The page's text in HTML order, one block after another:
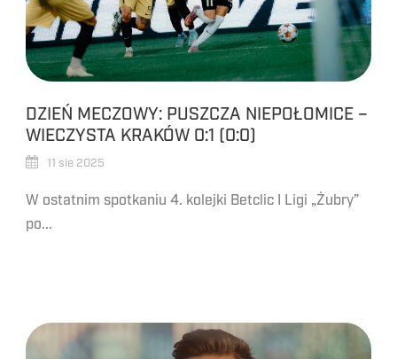
DZIEŃ MECZOWY: PUSZCZA NIEPOŁOMICE –
WIECZYSTA KRAKÓW 0:1 (0:0)
11 sie 2025
W ostatnim spotkaniu 4. kolejki Betclic I Ligi „Żubry”
po...